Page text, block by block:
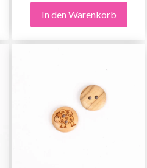
In den Warenkorb